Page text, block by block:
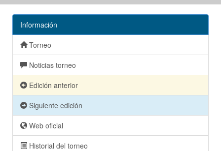
Información
Torneo
Noticias torneo
Edición anterior
Siguiente edición
Web oficial
Historial del torneo